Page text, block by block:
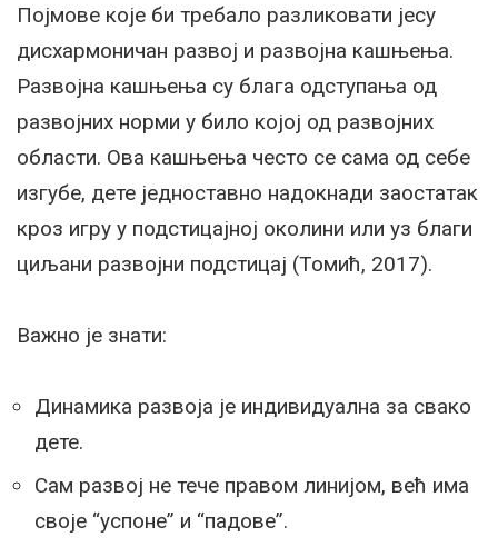
Појмове које би требало разликовати јесу
дисхармоничан развој и развојна кашњења.
Развојна кашњења су блага одступања од
развојних норми у било којој од развојних
области. Ова кашњења често се сама од себе
изгубе, дете једноставно надокнади заостатак
кроз игру у подстицајној околини или уз благи
циљани развојни подстицај (Томић, 2017).
Важно је знати:
Динамика развоја је индивидуална за свако
дете.
Сам развој не тече правом линијом, већ има
своје “успоне” и “падове”.